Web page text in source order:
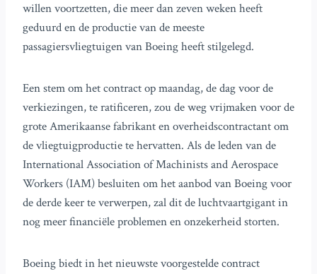
willen voortzetten, die meer dan zeven weken heeft
geduurd en de productie van de meeste
passagiersvliegtuigen van Boeing heeft stilgelegd.
Een stem om het contract op maandag, de dag voor de
verkiezingen, te ratificeren, zou de weg vrijmaken voor de
grote Amerikaanse fabrikant en overheidscontractant om
de vliegtuigproductie te hervatten. Als de leden van de
International Association of Machinists and Aerospace
Workers (IAM) besluiten om het aanbod van Boeing voor
de derde keer te verwerpen, zal dit de luchtvaartgigant in
nog meer financiële problemen en onzekerheid storten.
Boeing biedt in het nieuwste voorgestelde contract